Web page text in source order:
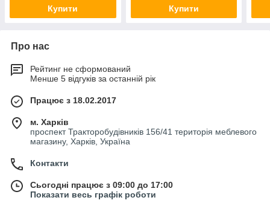
Купити Купити
Про нас
Рейтинг не сформований
Менше 5 відгуків за останній рік
Працює з 18.02.2017
м. Харків
проспект Тракторобудівників 156/41 територія меблевого
магазину, Харків, Україна
Контакти
Сьогодні працює з 09:00 до 17:00
Показати весь графік роботи